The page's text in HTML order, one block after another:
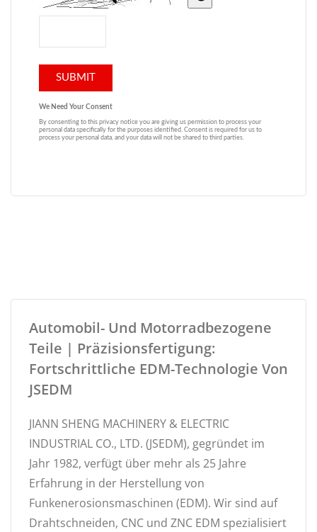
Automobil- Und Motorradbezogene
Teile | Präzisionsfertigung:
Fortschrittliche EDM-Technologie Von
JSEDM
JIANN SHENG MACHINERY & ELECTRIC
INDUSTRIAL CO., LTD. (JSEDM), gegründet im
Jahr 1982, verfügt über mehr als 25 Jahre
Erfahrung in der Herstellung von
Funkenerosionsmaschinen (EDM). Wir sind auf
Drahtschneiden, CNC und ZNC EDM spezialisiert